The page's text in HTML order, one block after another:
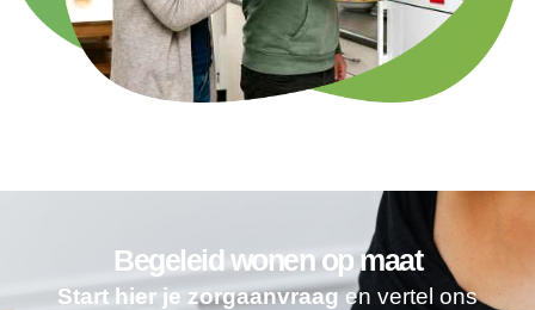
Begeleid wonen op maat
Start hier je zorgaanvraagen vertel ons